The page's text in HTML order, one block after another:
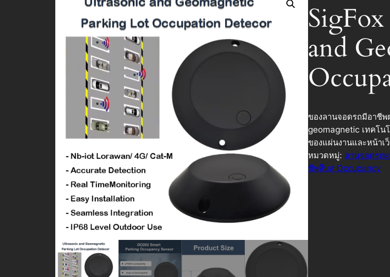
and
ของลานจอดรถมีอาชีพ
geomagnetic เทคโน
ของแผ่นงานและหน้าเ
หมวดหมู่: ลานจอดรถ
ชีพสืบส Occupancy